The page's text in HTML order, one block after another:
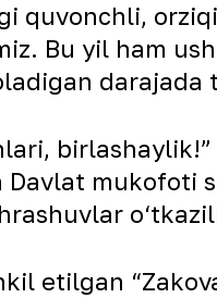
quvonchli,
Bu yil ham
Davlat mukofoti
etilgan